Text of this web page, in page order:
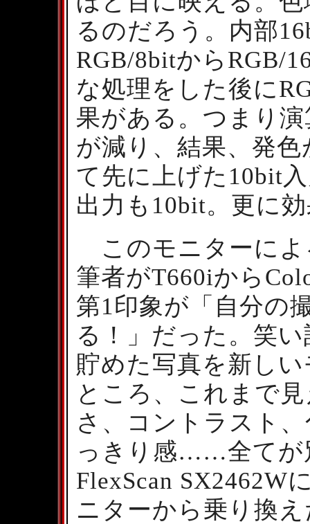
るのだろう。内部
RGB/8bitからRGB/
な処理をした後に
果がある。つまり
が減り、結果、発
て先に上げた10bit
出力も10bit。更に
このモニターによ
筆者がT660iから
第1印象が「自分の
る！」だった。笑
貯めた写真を新し
ところ、これまで
さ、コントラスト
っきり感……全てが
FlexScan SX2462W
ニターから乗り換